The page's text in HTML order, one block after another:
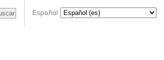
Español